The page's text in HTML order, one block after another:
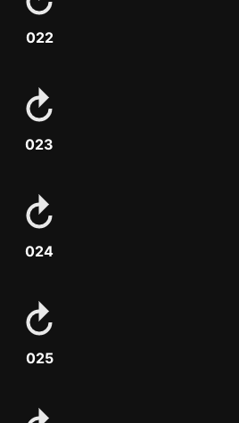
022
023
024
025